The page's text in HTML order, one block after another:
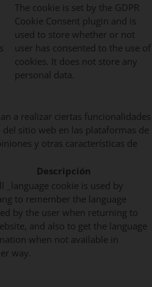
The cookie is set by the GDPR
Cookie Consent plugin and is
used to store whether or not
user has consented to the use of
cookies. It does not store any
personal data.
a realizar ciertas funcionalidades
sitio web en las plataformas de
y otras características de
Descripción
_language cookie is used by
to remember the language
by the user when returning to
and also to get the language
when not available in
way.